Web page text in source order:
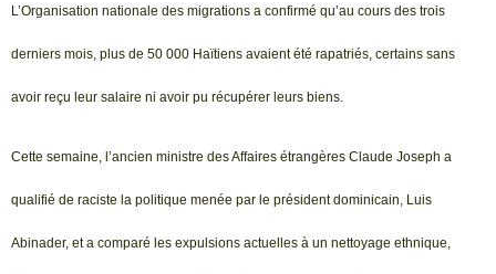
L’Organisation nationale des migrations a confirmé qu’au cours des trois
derniers mois, plus de 50 000 Haïtiens avaient été rapatriés, certains sans
avoir reçu leur salaire ni avoir pu récupérer leurs biens.
Cette semaine, l’ancien ministre des Affaires étrangères Claude Joseph a
qualifié de raciste la politique menée par le président dominicain, Luis
Abinader, et a comparé les expulsions actuelles à un nettoyage ethnique,